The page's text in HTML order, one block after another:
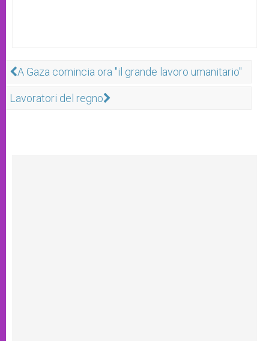
A Gaza comincia ora "il grande lavoro umanitario"
Lavoratori del regno